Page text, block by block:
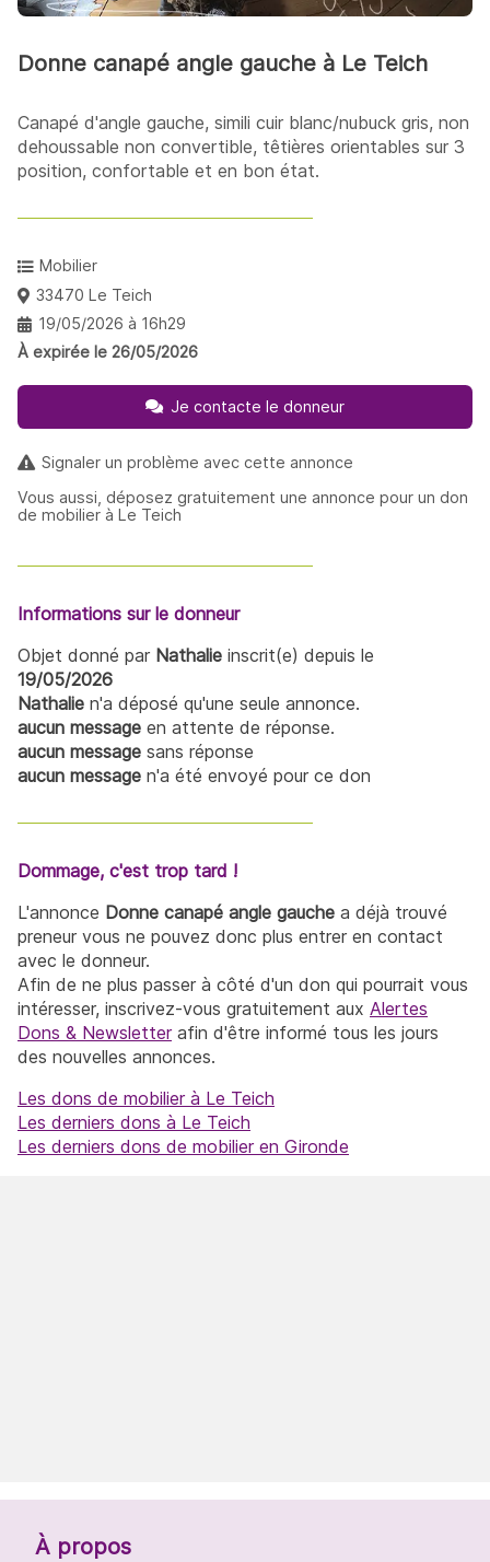
Donne canapé angle gauche à Le Teich
Canapé d'angle gauche, simili cuir blanc/nubuck gris, non
dehoussable non convertible, têtières orientables sur 3
position, confortable et en bon état.
Mobilier
33470 Le Teich
19/05/2026 à 16h29
À expirée le 26/05/2026
Je contacte le donneur
Signaler un problème avec cette annonce
Vous aussi, déposez gratuitement une annonce pour un don
de mobilier à Le Teich
Informations sur le donneur
Objet donné par Nathalie inscrit(e) depuis le
19/05/2026
Nathalie n'a déposé qu'une seule annonce.
aucun message en attente de réponse.
aucun message sans réponse
aucun message n'a été envoyé pour ce don
Dommage, c'est trop tard !
L'annonce Donne canapé angle gauche a déjà trouvé
preneur vous ne pouvez donc plus entrer en contact
avec le donneur.
Afin de ne plus passer à côté d'un don qui pourrait vous
intéresser, inscrivez-vous gratuitement aux Alertes
Dons & Newsletterafin d'être informé tous les jours
des nouvelles annonces.
Les dons de mobilier à Le Teich
Les derniers dons à Le Teich
Les derniers dons de mobilier en Gironde
À propos